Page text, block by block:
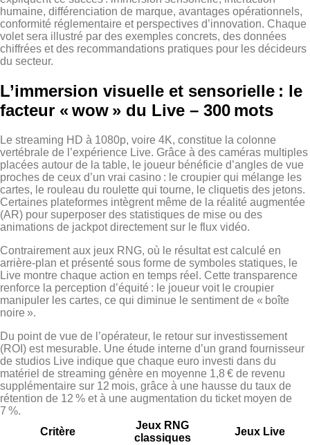
humaine, différenciation de marque, avantages opérationnels,
conformité réglementaire et perspectives d’innovation. Chaque
volet sera illustré par des exemples concrets, des données
chiffrées et des recommandations pratiques pour les décideurs
du secteur.
L’immersion visuelle et sensorielle : le
facteur « wow » du Live – 300 mots
Le streaming HD à 1080p, voire 4K, constitue la colonne
vertébrale de l’expérience Live. Grâce à des caméras multiples
placées autour de la table, le joueur bénéficie d’angles de vue
proches de ceux d’un vrai casino : le croupier qui mélange les
cartes, le rouleau du roulette qui tourne, le cliquetis des jetons.
Certaines plateformes intègrent même de la réalité augmentée
(AR) pour superposer des statistiques de mise ou des
animations de jackpot directement sur le flux vidéo.
Contrairement aux jeux RNG, où le résultat est calculé en
arrière‑plan et présenté sous forme de symboles statiques, le
Live montre chaque action en temps réel. Cette transparence
renforce la perception d’équité : le joueur voit le croupier
manipuler les cartes, ce qui diminue le sentiment de « boîte
noire ».
Du point de vue de l’opérateur, le retour sur investissement
(ROI) est mesurable. Une étude interne d’un grand fournisseur
de studios Live indique que chaque euro investi dans du
matériel de streaming génère en moyenne 1,8 € de revenu
supplémentaire sur 12 mois, grâce à une hausse du taux de
rétention de 12 % et à une augmentation du ticket moyen de
7 %.
Critère
Jeux RNG
classiques
Jeux Live